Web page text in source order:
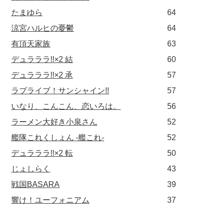
たまゆら
64
涼宮ハルヒの憂鬱
64
有頂天家族
63
デュラララ!!×2 結
60
デュラララ!!×2 承
57
ラブライブ！サンシャイン!!
57
いなり、こんこん、恋いろは。
56
ラーメン大好き小泉さん
52
艦隊これくしょん -艦これ-
52
デュラララ!!×2 転
50
じょしらく
43
戦国BASARA
39
響け！ユーフォニアム
37